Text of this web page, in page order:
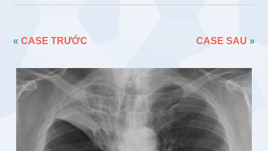
«CASE TRƯỚC CASE SAU »